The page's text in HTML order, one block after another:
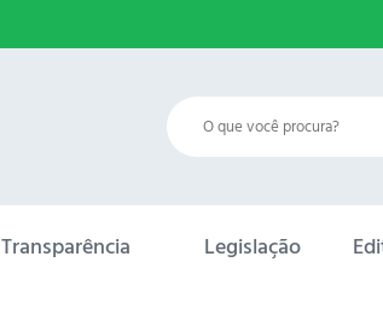
Transparência Legislação